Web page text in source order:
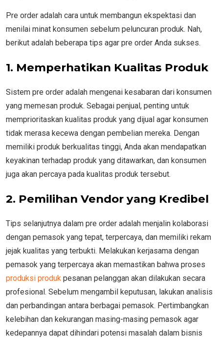
Pre order adalah cara untuk membangun ekspektasi dan
menilai minat konsumen sebelum peluncuran produk. Nah,
berikut adalah beberapa tips agar pre order Anda sukses.
1. Memperhatikan Kualitas Produk
Sistem pre order adalah mengenai kesabaran dari konsumen
yang memesan produk. Sebagai penjual, penting untuk
memprioritaskan kualitas produk yang dijual agar konsumen
tidak merasa kecewa dengan pembelian mereka. Dengan
memiliki produk berkualitas tinggi, Anda akan mendapatkan
keyakinan terhadap produk yang ditawarkan, dan konsumen
juga akan percaya pada kualitas produk tersebut.
2. Pemilihan Vendor yang Kredibel
Tips selanjutnya dalam pre order adalah menjalin kolaborasi
dengan pemasok yang tepat, terpercaya, dan memiliki rekam
jejak kualitas yang terbukti. Melakukan kerjasama dengan
pemasok yang terpercaya akan memastikan bahwa proses
produksi produk pesanan pelanggan akan dilakukan secara
profesional. Sebelum mengambil keputusan, lakukan analisis
dan perbandingan antara berbagai pemasok. Pertimbangkan
kelebihan dan kekurangan masing-masing pemasok agar
kedepannya dapat dihindari potensi masalah dalam bisnis